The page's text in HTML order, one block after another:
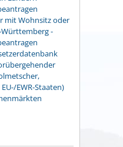
mit Wohnsitz oder
Württemberg -
EWR-Staaten)